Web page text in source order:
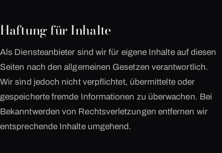
Haftung für Inhalte
Als Diensteanbieter sind wir für eigene Inhalte auf diesen
Seiten nach den allgemeinen Gesetzen verantwortlich.
Wir sind jedoch nicht verpflichtet, übermittelte oder
gespeicherte fremde Informationen zu überwachen. Bei
Bekanntwerden von Rechtsverletzungen entfernen wir
entsprechende Inhalte umgehend.